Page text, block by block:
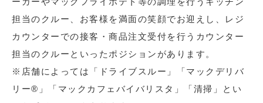
担当のクルー、お客様を満面の笑顔でお迎えし、レジ
カウンターでの接客・商品注文受付を行うカウンター
担当のクルーといったポジションがあります。
※店舗によっては「ドライブスルー」「マックデリバ
リー®︎」「マックカフェバイバリスタ」「清掃」とい